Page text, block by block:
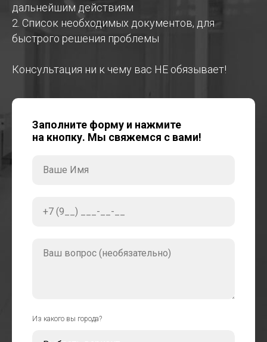
дальнейшим действиям
2. Список необходимых документов, для
быстрого решения проблемы
Консультация ни к чему вас НЕ обязывает!
Заполните форму и нажмите
на кнопку. Мы свяжемся с вами!
Ваше Имя
+7 (9__) ___-__-__
Ваш вопрос (необязательно)
Из какого вы города?